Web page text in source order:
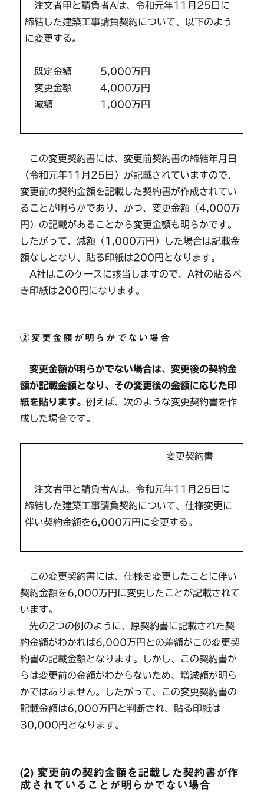
注文者甲と請負者Aは、令和元年11月25日に
締結した建築工事請負契約について、以下のよう
に変更する。
既定金額 5,000万円
変更金額 4,000万円
減額 1,000万円
この変更契約書には、変更前契約書の締結年月日
（令和元年11月25日）が記載されていますので、
変更前の契約金額を記載した契約書が作成されてい
ることが明らかであり、かつ、変更金額（4,000万
円）の記載があることから変更金額も明らかです。
したがって、減額（1,000万円）した場合は記載金
額なしとなり、貼る印紙は200円となります。
A社はこのケースに該当しますので、A社の貼るべ
き印紙は200円になります。
②変更金額が明らかでない場合
変更金額が明らかでない場合は、変更後の契約金
額が記載金額となり、その変更後の金額に応じた印
紙を貼ります。例えば、次のような変更契約書を作
成した場合です。
変更契約書
注文者甲と請負者Aは、令和元年11月25日に
締結した建築工事請負契約について、仕様変更に
伴い契約金額を6,000万円に変更する。
この変更契約書には、仕様を変更したことに伴い
契約金額を6,000万円に変更したことが記載されて
います。
先の2つの例のように、原契約書に記載された契
約金額がわかれば6,000万円との差額がこの変更契
約書の記載金額となります。しかし、この契約書か
らは変更前の金額がわからないため、増減額が明ら
かではありません。したがって、この変更契約書の
記載金額は6,000万円と判断され、貼る印紙は
30,000円となります。
(2) 変更前の契約金額を記載した契約書が作
成されていることが明らかでない場合